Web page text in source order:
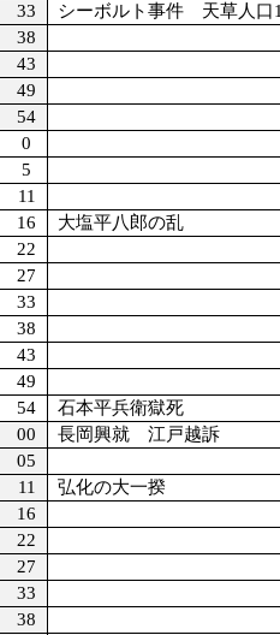
33
シーボルト事件 天草人口
38
43
49
54
0
5
11
16
大塩平八郎の乱
22
27
33
38
43
49
54
石本平兵衛獄死
00
長岡興就 江戸越訴
05
11
弘化の大一揆
16
22
27
33
38